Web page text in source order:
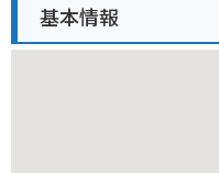
やカフェもあり、ゆった
基本情報